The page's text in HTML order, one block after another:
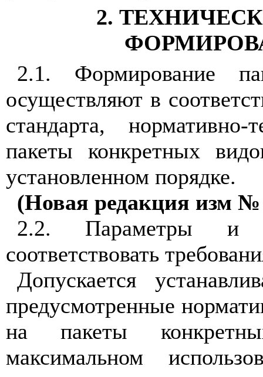
2.
2.1. Формирование
осуществляют в
стандарта,
пакеты конкретных
установленном порядке.
(Новая редакция изм №
2.2. Параметры и
соответствовать
Допускается
предусмотренные
на пакеты
максимальном